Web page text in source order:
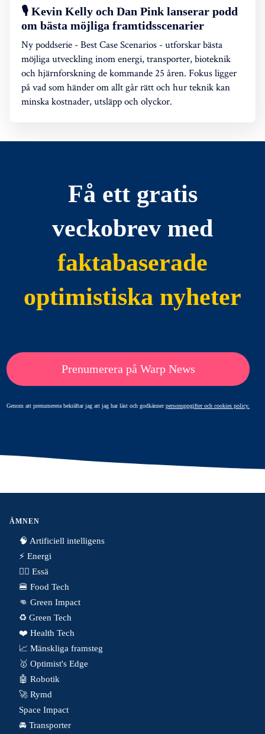
🎙️ Kevin Kelly och Dan Pink lanserar podd
om bästa möjliga framtidsscenarier
Ny poddserie - Best Case Scenarios - utforskar bästa
möjliga utveckling inom energi, transporter, bioteknik
och hjärnforskning de kommande 25 åren. Fokus ligger
på vad som händer om allt går rätt och hur teknik kan
minska kostnader, utsläpp och olyckor.
Få ett gratis
veckobrev med
faktabaserade
optimistiska nyheter
Prenumerera på Warp News
Genom att prenumerera bekräftar jag att jag har läst och godkännerpersonuppgifter och cookies policy.
ÄMNEN
🧠 Artificiell intelligens
⚡️ Energi
✍🏼 Essä
🍔 Food Tech
👊 Green Impact
♻️ Green Tech
❤️ Health Tech
📈 Mänskliga framsteg
🥇 Optimist's Edge
🤖 Robotik
🚀 Rymd
Space Impact
🚘 Transporter